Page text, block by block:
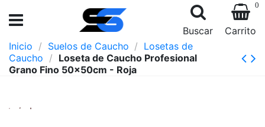
Buscar
0
Carrito
Inicio
Suelos de Caucho
Losetas de
Caucho
Loseta de Caucho Profesional
Grano Fino 50x50cm - Roja